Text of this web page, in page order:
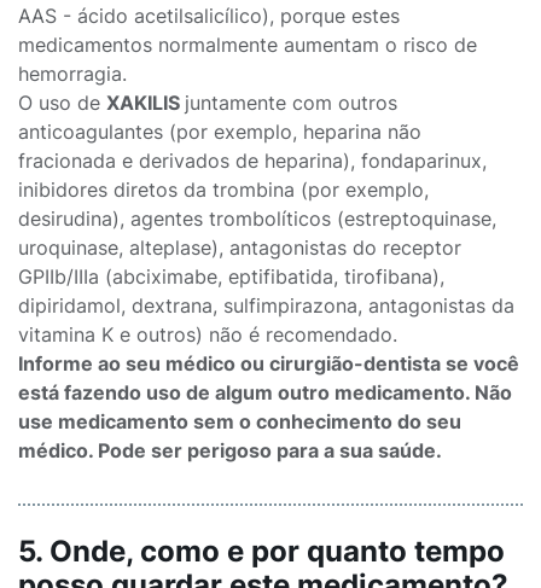
AAS - ácido acetilsalicílico), porque estes
medicamentos normalmente aumentam o risco de
hemorragia.
O uso de XAKILIS juntamente com outros
anticoagulantes (por exemplo, heparina não
fracionada e derivados de heparina), fondaparinux,
inibidores diretos da trombina (por exemplo,
desirudina), agentes trombolíticos (estreptoquinase,
uroquinase, alteplase), antagonistas do receptor
GPIIb/IIIa (abciximabe, eptifibatida, tirofibana),
dipiridamol, dextrana, sulfimpirazona, antagonistas da
vitamina K e outros) não é recomendado.
Informe ao seu médico ou cirurgião-dentista se você
está fazendo uso de algum outro medicamento. Não
use medicamento sem o conhecimento do seu
médico. Pode ser perigoso para a sua saúde.
5. Onde, como e por quanto tempo